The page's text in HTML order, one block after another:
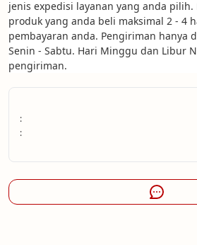
jenis expedisi layanan yang anda pilih.
produk yang anda beli maksimal 2 - 4
pembayaran anda. Pengiriman hanya
Senin - Sabtu. Hari Minggu dan Libur
pengiriman.
:
: